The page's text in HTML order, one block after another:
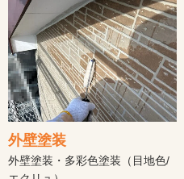
外壁塗装
外壁塗装・多彩色塗装（目地色/